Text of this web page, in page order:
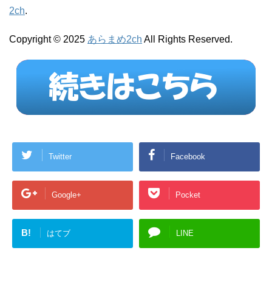
2ch.
Copyright © 2025 あらまめ2ch All Rights Reserved.
Twitter Facebook
Google+ Pocket
B! はてブ LINE